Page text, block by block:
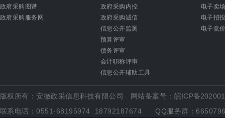
政府采购图谱
政府采购服务网
政府采购内控
政府采购诚信
信息公开监测
预算评审
债务评审
会计职称评审
信息公开辅助工具
电子卖
电子招
电子竞
版权所有：安徽政采信息科技有限公司 网站备案号： 皖ICP备
联系电话：0551-68195974 18792187674 QQ服务群：